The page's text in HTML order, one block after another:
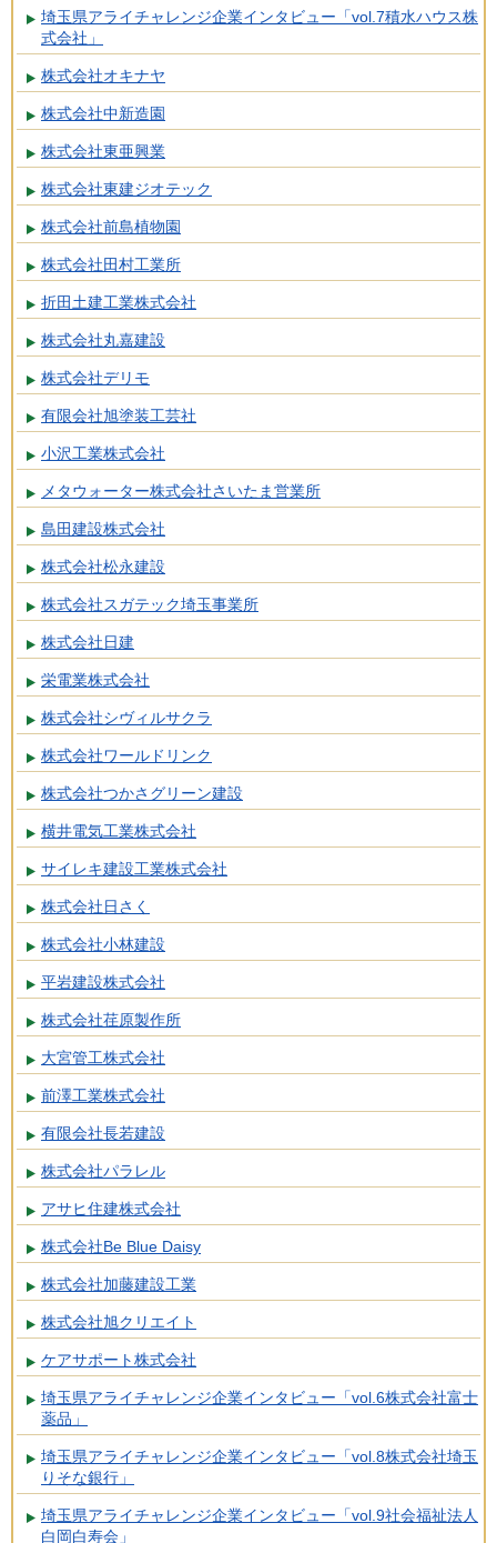
埼玉県アライチャレンジ企業インタビュー「vol.7積水ハウス株
式会社」
株式会社オキナヤ
株式会社中新造園
株式会社東亜興業
株式会社東建ジオテック
株式会社前島植物園
株式会社田村工業所
折田土建工業株式会社
株式会社丸嘉建設
株式会社デリモ
有限会社旭塗装工芸社
小沢工業株式会社
メタウォーター株式会社さいたま営業所
島田建設株式会社
株式会社松永建設
株式会社スガテック埼玉事業所
株式会社日建
栄電業株式会社
株式会社シヴィルサクラ
株式会社ワールドリンク
株式会社つかさグリーン建設
横井電気工業株式会社
サイレキ建設工業株式会社
株式会社日さく
株式会社小林建設
平岩建設株式会社
株式会社荏原製作所
大宮管工株式会社
前澤工業株式会社
有限会社長若建設
株式会社パラレル
アサヒ住建株式会社
株式会社Be Blue Daisy
株式会社加藤建設工業
株式会社旭クリエイト
ケアサポート株式会社
埼玉県アライチャレンジ企業インタビュー「vol.6株式会社富士
薬品」
埼玉県アライチャレンジ企業インタビュー「vol.8株式会社埼玉
りそな銀行」
埼玉県アライチャレンジ企業インタビュー「vol.9社会福祉法人
白岡白寿会」